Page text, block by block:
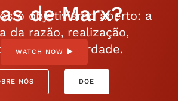
de Marx?
WATCH NOW
o objetivismo aberto: a
da razão, realização,
e liberdade.
NÓS DOE